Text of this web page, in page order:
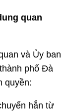
quan
và Ủy ban
phố Đà
quyền:
hẳn từ